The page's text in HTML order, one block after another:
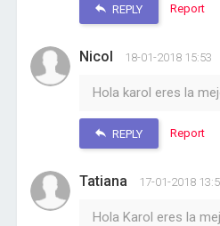
REPLY Report
Nicol 18-01-2018 15:53
Hola karol eres la
REPLY Report
Tatiana 17-01-2018
Hola Karol eres la